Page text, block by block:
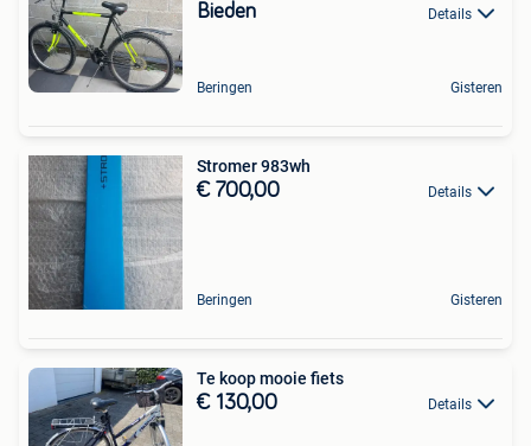
Bieden Details
Beringen Gisteren
Stromer 983wh
€ 700,00 Details
Beringen Gisteren
Te koop mooie fiets
€ 130,00 Details